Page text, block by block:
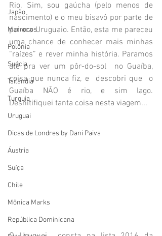
Japão
Marrocos
Polônia
Suécia
Tailândia
Turquia
Uruguai
Dicas de Londres by Dani Paiva
Áustria
Suíça
Chile
Mônica Marks
República Dominicana
Rio. Sim, sou gaúcha (pelo menos de
nascimento) e o meu bisavô por parte de
pai era Uruguaio. Então, esta me pareceu
uma chance de conhecer mais minhas
“raízes” e rever minha história. Paramos
até pra ver um pôr-do-sol  no Guaíba,
coisa que nunca fiz, e  descobri que  o
Guaíba NÃO é rio, e sim lago.
Desnitifiquei tanta coisa nesta viagem...